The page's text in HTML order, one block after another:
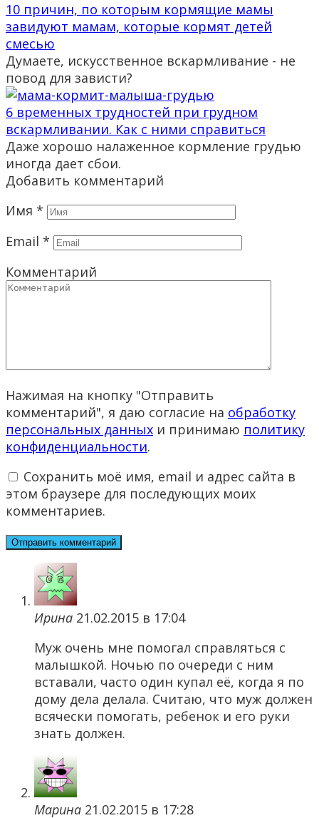
10 причин, по которым кормящие мамы
завидуют мамам, которые кормят детей
смесью
Думаете, искусственное вскармливание - не
повод для зависти?
6 временных трудностей при грудном
вскармливании. Как с ними справиться
Даже хорошо налаженное кормление грудью
иногда дает сбои.
Добавить комментарий
Имя *
Email *
Комментарий
Нажимая на кнопку "Отправить
комментарий", я даю согласие на обработку
персональных данных и принимаю политику
конфиденциальности.
Сохранить моё имя, email и адрес сайта в
этом браузере для последующих моих
комментариев.
Ирина 21.02.2015 в 17:04
Муж очень мне помогал справляться с
малышкой. Ночью по очереди с ним
вставали, часто один купал её, когда я по
дому дела делала. Считаю, что муж должен
всячески помогать, ребенок и его руки
знать должен.
Марина 21.02.2015 в 17:28